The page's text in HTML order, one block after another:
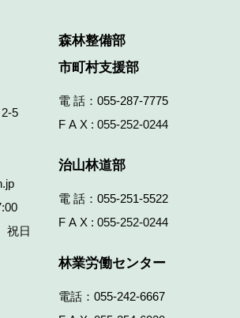
日
森林整備部
市町村支援部
電 話： 055-287-7775
F A X : 055-252-0244
治山林道部
電 話： 055-251-5522
F A X : 055-252-0244
林業労働センター
電話： 055-242-6667